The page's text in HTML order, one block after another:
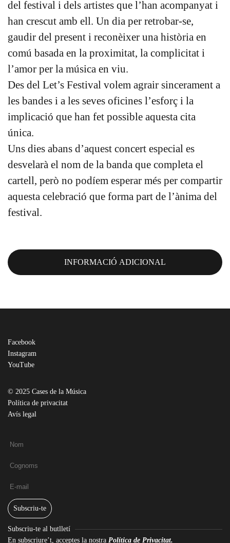
del festival i dels artistes que l’han acompanyat i
han crescut amb ell. Un dia per retrobar-se,
gaudir del present i reconèixer una història en
comú basada en la proximitat, la complicitat i
l’amor per la música en viu.
Des del Let’s Festival volem agrair sincerament a
les bandes i a les seves oficines l’esforç i la
implicació que han fet possible aquesta cita
única.
Uns dies abans d’aquest concert especial es
desvelarà el nom de la banda que completa el
cartell, però no podíem esperar més per compartir
aquesta celebració que forma part de l’ànima del
festival.
INFORMACIÓ ADICIONAL
Facebook
Instagram
YouTube
© 2025 Cases de la Música
Política de privacitat
Avís legal
Subscriu-te
Subscriu-te al butlletí
En subscriure’t, acceptes la nostra Política de Privacitat.